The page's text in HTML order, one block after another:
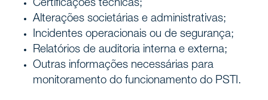
Certificações técnicas;
Alterações societárias e administrativas;
Incidentes operacionais ou de segurança;
Relatórios de auditoria interna e externa;
Outras informações necessárias para
monitoramento do funcionamento do PSTI.